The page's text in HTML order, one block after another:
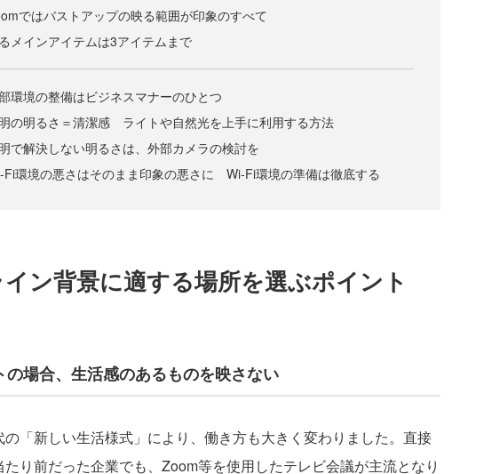
ではバストアップの映る範囲が印象のすべて
メインアイテムは3アイテムまで
環境の整備はビジネスマナーのひとつ
の明るさ＝清潔感 ライトや自然光を上手に利用する方法
で解決しない明るさは、外部カメラの検討を
Fi環境の悪さはそのまま印象の悪さに Wi-Fi環境の準備は徹底する
ン背景に適する場所を選ぶポイント
の場合、生活感のあるものを映さない
「新しい生活様式」により、働き方も大きく変わりました。直接
り前だった企業でも、Zoom等を使用したテレビ会議が主流となり